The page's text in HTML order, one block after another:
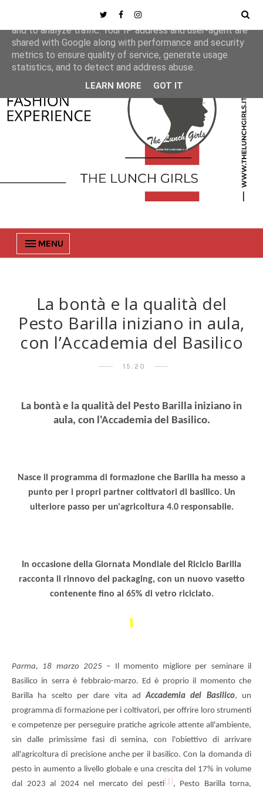
MENU
La bontà e la qualità del
Pesto Barilla iniziano in aula,
con l’Accademia del Basilico
15:20
La bontà e la qualità del Pesto Barilla iniziano in
aula, con l'Accademia del Basilico.
Nasce il programma di formazione che Barilla ha messo a
punto per i propri partner coltivatori di basilico. Un
ulteriore passo per un'agricoltura 4.0 responsabile.
In occasione della Giornata Mondiale del Riciclo Barilla
racconta il rinnovo del packaging, con un nuovo vasetto
contenente fino al 65% di vetro riciclato.
Parma, 18 marzo 2025– Il momento migliore per seminare il
Basilico in serra è febbraio-marzo. Ed è proprio il momento che
Barilla ha scelto per dare vita adAccademia del Basilico, un
programma di formazione per i coltivatori, per offrire loro strumenti
e competenze per perseguire pratiche agricole attente all'ambiente,
sin dalle primissime fasi di semina, con l'obiettivo di arrivare
all'agricoltura di precisione anche per il basilico. Con la domanda di
pesto in aumento a livello globale e una crescita del 17% in volume
dal 2023 al 2024 nel mercato dei pesti[1] , Pesto Barilla torna,
This site uses cookies from Google to deliver its services
and to analyze traffic. Your IP address and user-agent are
shared with Google along with performance and security
metrics to ensure quality of service, generate usage
statistics, and to detect and address abuse.
LEARN MORE GOT IT